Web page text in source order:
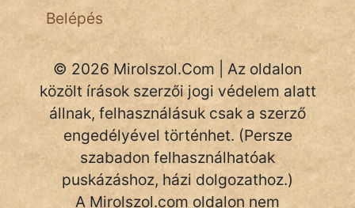
Hoffer Botond
Belépés
© 2026 Mirolszol.Com | Az oldalon
közölt írások szerzői jogi védelem alatt
állnak, felhasználásuk csak a szerző
engedélyével történhet. (Persze
szabadon felhasználhatóak
puskázáshoz, házi dolgozathoz.)
A Mirolszol.com oldalon nem